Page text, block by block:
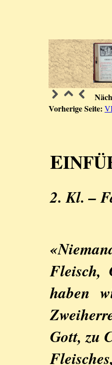
Vorherige Seite:
E
2. Kl. –
Fleisch,
haben
Gott, zu